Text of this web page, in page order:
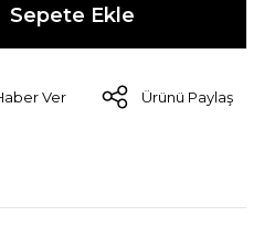
Sepete Ekle
Ver Ürünü Paylaş